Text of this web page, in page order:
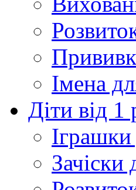
Імена
Діти від 1
Іграшки
Зачіски